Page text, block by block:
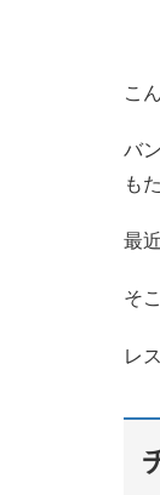
こ
バ
も
最
そ
レ